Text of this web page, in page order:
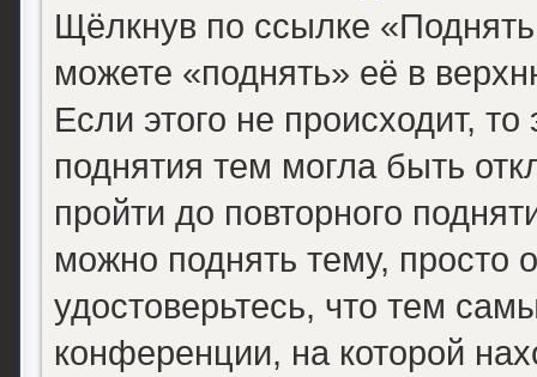
Щёлкнув по ссылке
можете «поднять» её в
Если этого не происходит,
поднятия тем могла быть
пройти до повторного
можно поднять тему, просто
удостоверьтесь, что тем
конференции, на которой